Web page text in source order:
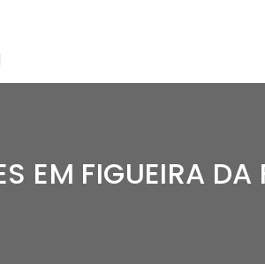
EM FIGUEIRA DA